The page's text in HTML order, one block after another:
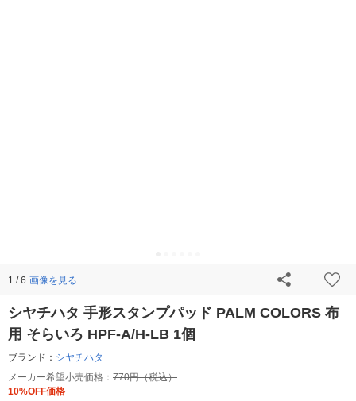
1 / 6 画像を見る
シヤチハタ 手形スタンプパッド PALM COLORS 布
用 そらいろ HPF-A/H-LB 1個
ブランド： シヤチハタ
メーカー希望小売価格： 770円（税込）
10%OFF価格